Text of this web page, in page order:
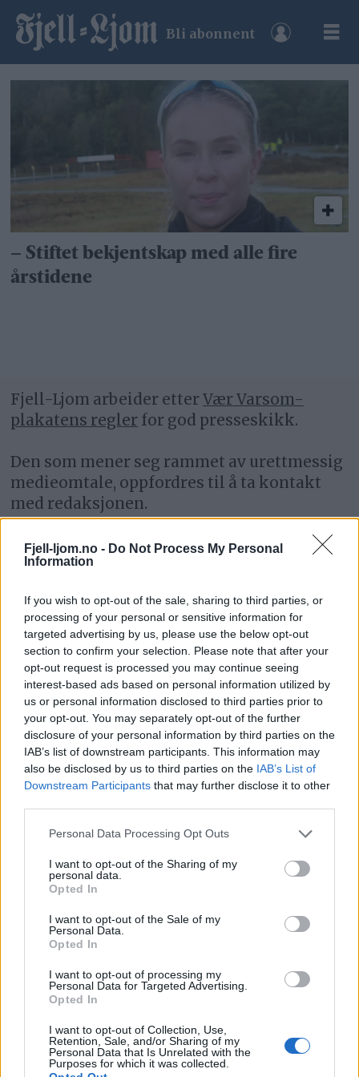
Fjell-ljom.no - Do Not Process My Personal
Information
If you wish to opt-out of the sale, sharing to third parties, or
processing of your personal or sensitive information for
targeted advertising by us, please use the below opt-out
section to confirm your selection. Please note that after your
opt-out request is processed you may continue seeing
interest-based ads based on personal information utilized by
us or personal information disclosed to third parties prior to
your opt-out. You may separately opt-out of the further
disclosure of your personal information by third parties on the
IAB’s list of downstream participants. This information may
also be disclosed by us to third parties on the IAB’s List of
Downstream Participants that may further disclose it to other
Personal Data Processing Opt Outs
I want to opt-out of the Sharing of my
personal data.
Opted In
I want to opt-out of the Sale of my
Personal Data.
Opted In
I want to opt-out of processing my
Personal Data for Targeted Advertising.
Opted In
I want to opt-out of Collection, Use,
Retention, Sale, and/or Sharing of my
Personal Data that Is Unrelated with the
Purposes for which it was collected.
Bli abonnent
Tag:
hermo
– Stiftet bekjentskap med alle fire
årstidene
Fjell-Ljom arbeider etterVær Varsom-
plakatens regler for god presseskikk.
Den som mener seg rammet av urettmessig
medieomtale, oppfordres til å ta kontakt
med redaksjonen.
Pressens Faglige Utvalg (PFU) er et
klageorgan som behandler klager mot
For informasjon om klageadgang, se:
www.presse.no
Fjell-Ljom har ikke ansvar for innhold på
eksterne nettsider som det lenkes til.
Det er ikke tillatt å kopiere fra siden eller
legge ut skjermdump av artikler.
lokalaviser (LLA)
Ansvarlig redaktør og daglig leder:
Liv Maren Mæhre Vold
Ekspedisjon:
Tlf: 72 40 65 90
E-post:redaksjon@fjell-ljom.no
E-post:annonse@fjell-ljom.no
Utgiver: